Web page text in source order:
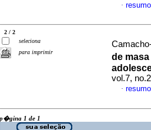
·
2 / 2
seleciona
para imprimir
de
vol.7,
·
p�gina 1 de 1